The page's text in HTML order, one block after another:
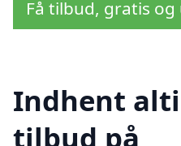
Få tilbud, gratis
Indhent
tilbud på